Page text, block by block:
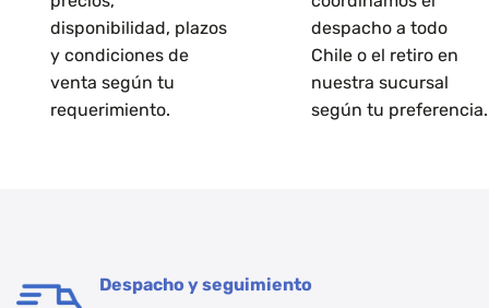
disponibilidad, plazos
y condiciones de
venta según tu
requerimiento.
despacho a todo
Chile o el retiro en
nuestra sucursal
según tu preferencia.
Despacho y seguimiento